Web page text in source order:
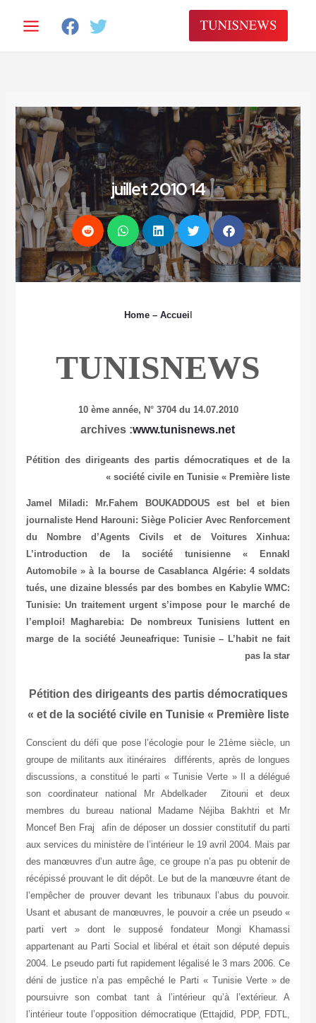
14 juillet 2010
10 ème année,N° 3704 du
Pétition des dirigeants des partis
société civile en Tunisie
Jamel Miladi: Mr.Fahem
journaliste Hend Harouni: Siège Policier
du Nombre d’Agents Civils et de
L’introduction de la société
Automobile » à la bourse de Casablanca
tués, une dizaine blessés par des bombes
Tunisie: Un traitement urgent s’impose
l’emploi!Magharebia: De nombreux
marge de la sociétéJeuneafrique: Tunisie
Pétition des dirigeants des partis
et de la société civile en Tunisie «
Conscient du défi que pose l’écologie pour le
groupe de militants aux itinéraires différents,
discussions, a constitué le parti « Tunisie
son coordinateur national Mr Abdelkader
membres du bureau national Madame
Moncef Ben Fraj afin de déposer un dossier
aux services du ministère de l’intérieur le 19
des manœuvres d’un autre âge, ce groupe n’a
récépissé prouvant le dit dépôt. Le but de la
l’empêcher de prouver devant les tribunaux
Usant et abusant de manœuvres, le pouvoir a
parti vert » dont le supposé fondateur
appartenant au Parti Social et libéral et était
2004. Le pseudo parti fut rapidement légalisé
déni de justice n’a pas empêché le Parti «
poursuivre son combat tant à l’intérieur
l’intérieur toute l’opposition démocratique